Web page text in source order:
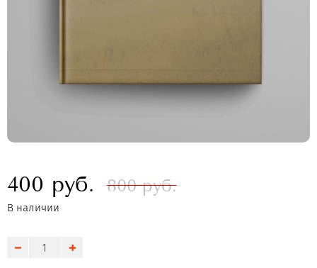
400 руб. 800 руб.
В наличии